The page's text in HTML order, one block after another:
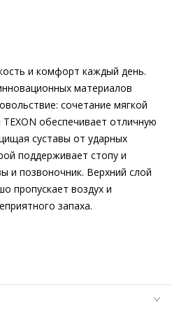
узнать на
необходимую гибкость.
подкладка и безупречная
и комфорт каждый день.
материалов
сочетание мягкой
обеспечивает отличную
суставы от ударных
поддерживает стопу и
и позвоночник. Верхний слой
пропускает воздух и
запаха.
подошва с защитой от